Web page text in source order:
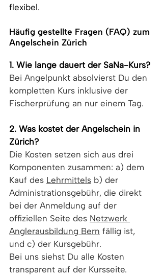
flexibel.
Häufig gestellte Fragen (FAQ) zum
Angelschein Zürich
1. Wie lange dauert der SaNa-Kurs?
Bei Angelpunkt absolvierst Du den
kompletten Kurs inklusive der
Fischerprüfung an nur einem Tag.
2. Was kostet der Angelschein in
Zürich?
Die Kosten setzen sich aus drei
Komponenten zusammen: a) dem
Kauf des Lehrmittels b) der
Administrationsgebühr, die direkt
bei der Anmeldung auf der
offiziellen Seite des Netzwerk
Anglerausbildung Bern fällig ist,
und c) der Kursgebühr.
Bei uns siehst Du alle Kosten
transparent auf der Kursseite.